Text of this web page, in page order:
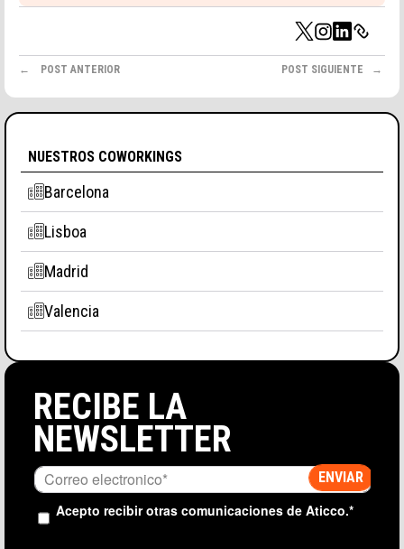
POST ANTERIOR POST SIGUIENTE
NUESTROS COWORKINGS
Barcelona
Lisboa
Madrid
Valencia
RECIBE LA
NEWSLETTER
Acepto recibir otras comunicaciones de Aticco.*